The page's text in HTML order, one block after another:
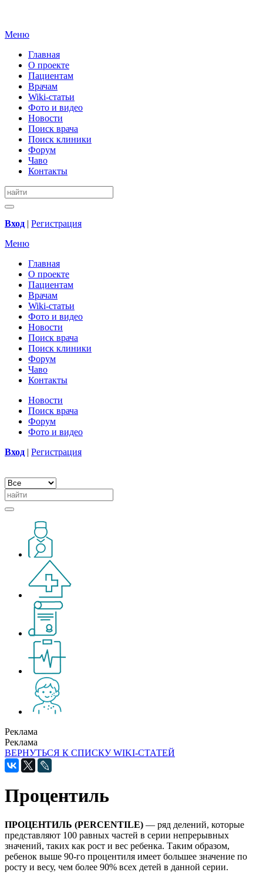
Меню
Главная
О проекте
Пациентам
Врачам
Wiki-статьи
Фото и видео
Новости
Поиск врача
Поиск клиники
Форум
Чаво
Контакты
Вход | Регистрация
Меню
Главная
О проекте
Пациентам
Врачам
Wiki-статьи
Фото и видео
Новости
Поиск врача
Поиск клиники
Форум
Чаво
Контакты
Новости
Поиск врача
Форум
Фото и видео
Вход | Регистрация
Реклама
Реклама
ВЕРНУТЬСЯ К СПИСКУ WIKI-СТАТЕЙ
Процентиль
ПРОЦЕНТИЛЬ (PERCENTILE) — ряд делений, которые
представляют 100 равных частей в серии непрерывных
значений, таких как рост и вес ребенка. Таким образом,
ребенок выше 90-го процентиля имеет большее значение по
росту и весу, чем более 90% всех детей в данной серии.